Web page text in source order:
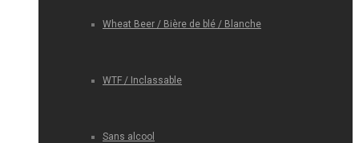
Wheat Beer / Bière de blé / Blanche
WTF / Inclassable
Sans alcool